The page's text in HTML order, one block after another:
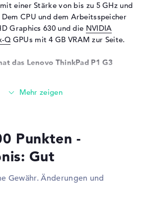
Realtek ALC3286
vorhanden
Flüssigkeitsabweisend
Gigabit Ethernet
(10/100/1000)
einer Stärke von bis zu 5 GHz und
Dem CPU und dem Arbeitsspeicher
Graphics 630 und die NVIDIA
QGPUs mit 4 GB VRAM zur Seite.
das Lenovo ThinkPad P1 G3
auf eine Stärke von 16 Gigabyte.
bei 512 GB SSD. In diesem Szenario
Schnittstellen des Notebooks zählen
Punkten -
Gut
Gewähr. Änderungen und